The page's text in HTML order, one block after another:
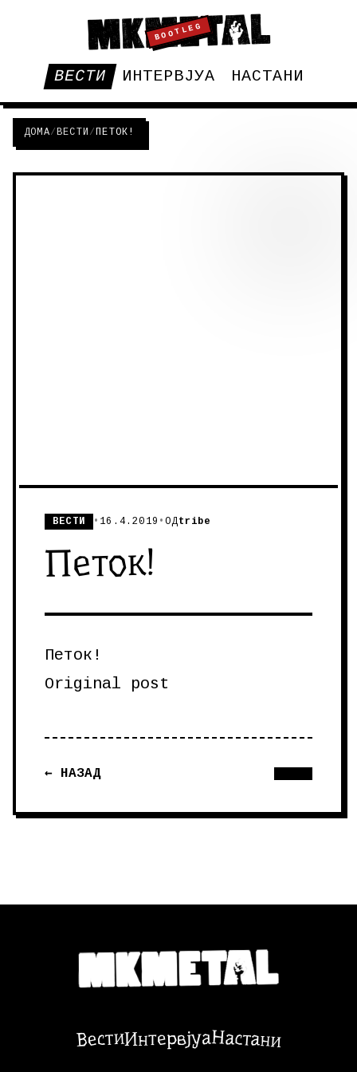
BOOTLEG
ВЕСТИ ИНТЕРВЈУА НАСТАНИ
ДОМА/ВЕСТИ /ПЕТОК!
ВЕСТИ • 16.4.2019 •ОДtribe
Петок!
Петок!
Original post
← НАЗАД
ВестиИнтервјуаНастани